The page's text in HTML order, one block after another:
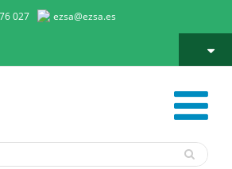
027 ezsa@ezsa.es